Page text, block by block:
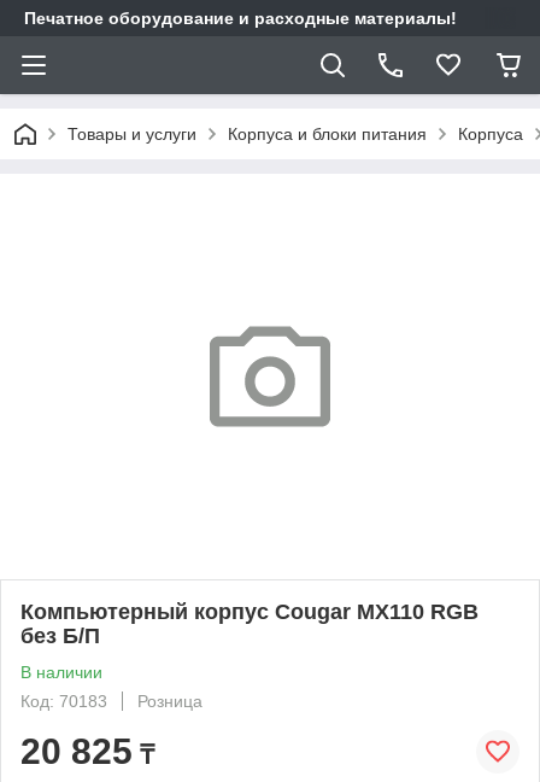
Печатное оборудование и расходные материалы!
Товары и услуги Корпуса и блоки питания Корпуса
Компьютерный корпус Cougar MX110 RGB
без Б/П
В наличии
Код: 70183
Розница
20 825 ₸